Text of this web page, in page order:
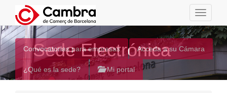
Toggle
Sede Electrónica
Convocatorias para empresas Acceda a su Cámara
¿Qué es la sede? Mi portal